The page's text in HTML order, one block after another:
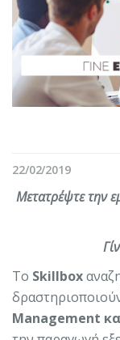
22/02/2019
Μετατρέψτε την
Το Skillbox
Management